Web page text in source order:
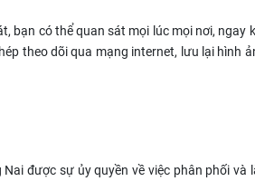
bạn có thể quan sát mọi lúc mọi nơi, ngay
theo dõi qua mạng internet, lưu lại hình
được sự ủy quyền về việc phân phối